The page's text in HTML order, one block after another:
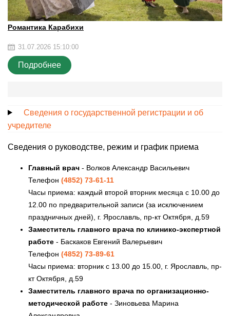
Романтика Карабихи
31.07.2026 15:10:00
Подробнее
Сведения о государственной регистрации и об
учредителе
Сведения о руководстве, режим и график приема
Главный врач - Волков Александр Васильевич
Телефон (4852) 73-61-11
Часы приема: каждый второй вторник месяца с 10.00 до
12.00 по предварительной записи (за исключением
праздничных дней), г. Ярославль, пр-кт Октября, д.59
Заместитель главного врача по клинико-экспертной
работе - Баскаков Евгений Валерьевич
Телефон (4852) 73-89-61
Часы приема: вторник с 13.00 до 15.00, г. Ярославль, пр-
кт Октября, д.59
Заместитель главного врача по организационно-
методической работе - Зиновьева Марина